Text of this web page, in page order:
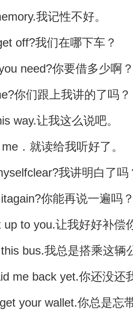
我记性不好。
off?我们在哪下车？
need?你要借多少啊
你们跟上我讲的了吗？
way.让我这么说吧。
．就读给我听好了。
我讲明白了吗
你能再说一遍吗
up to you.让我好好补偿
bus.我总是搭乘这辆
me back yet.你还没还
your wallet.你总是忘